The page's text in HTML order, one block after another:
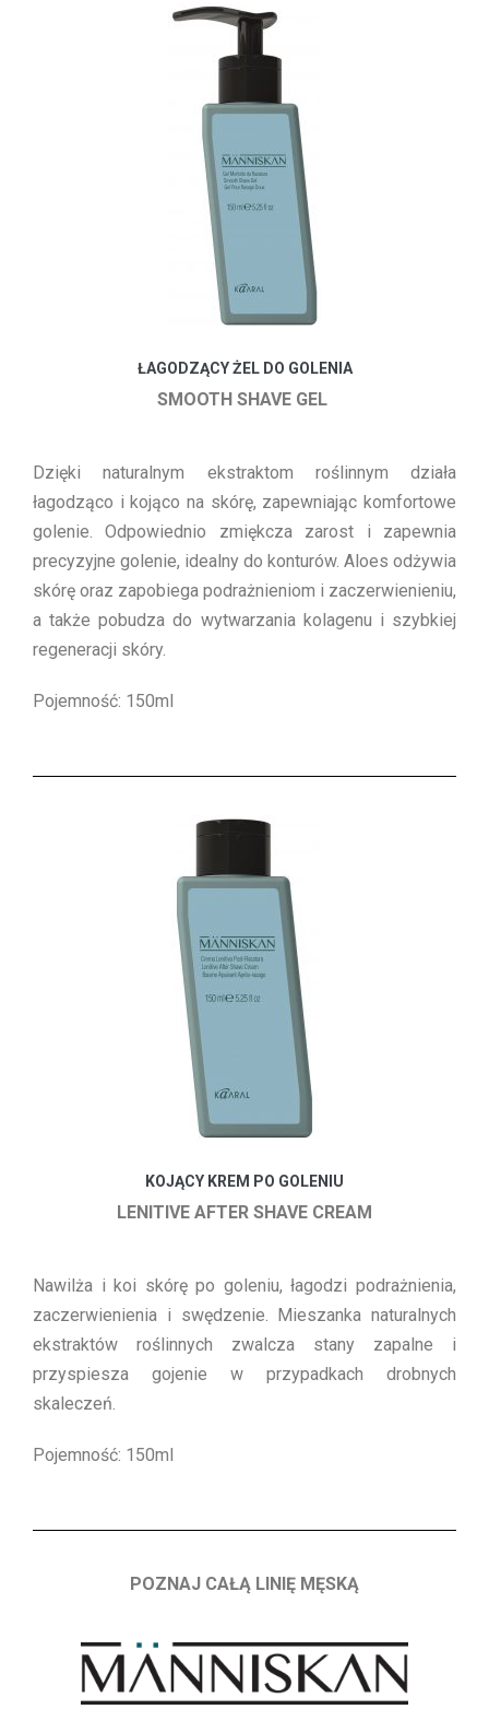
ŁAGODZĄCY ŻEL DO GOLENIA
SMOOTH SHAVE GEL
Dzięki naturalnym ekstraktom roślinnym działa
łagodząco i kojąco na skórę, zapewniając komfortowe
golenie. Odpowiednio zmiękcza zarost i zapewnia
precyzyjne golenie, idealny do konturów. Aloes odżywia
skórę oraz zapobiega podrażnieniom i zaczerwienieniu,
a także pobudza do wytwarzania kolagenu i szybkiej
regeneracji skóry.
Pojemność: 150ml
KOJĄCY KREM PO GOLENIU
LENITIVE AFTER SHAVE CREAM
Nawilża i koi skórę po goleniu, łagodzi podrażnienia,
zaczerwienienia i swędzenie. Mieszanka naturalnych
ekstraktów roślinnych zwalcza stany zapalne i
przyspiesza gojenie w przypadkach drobnych
skaleczeń.
Pojemność: 150ml
POZNAJ CAŁĄ LINIĘ MĘSKĄ